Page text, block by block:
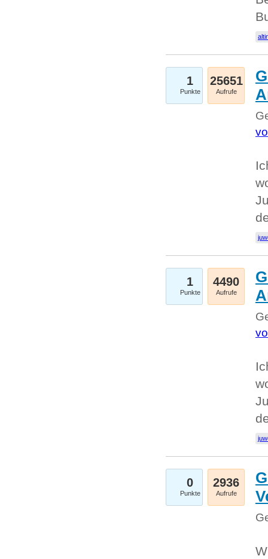
1
Punkte
25651
Aufrufe
1
Punkte
4490
Aufrufe
0
Punkte
2936
Aufrufe